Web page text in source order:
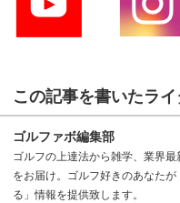
この記事を書いたラ
ゴルファボ編集部
ゴルフの上達法から雑学、業界
をお届け。ゴルフ好きのあなた
る」情報を提供致します。